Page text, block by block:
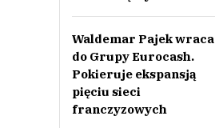
Waldemar Pajek wraca
do Grupy Eurocash.
Pokieruje ekspansją
pięciu sieci
franczyzowych